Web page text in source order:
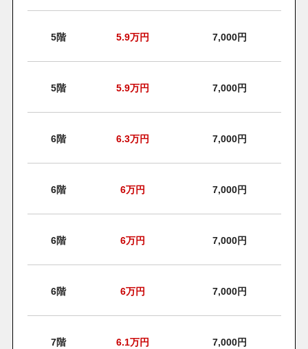
5階 5.9万円 7,000円
5階 5.9万円 7,000円
6階 6.3万円 7,000円
6階 6万円 7,000円
6階 6万円 7,000円
6階 6万円 7,000円
7階 6.1万円 7,000円